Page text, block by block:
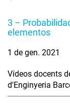
3 –
elementos
1 de gen. 2021
Vídeos docents
d'Enginyeria